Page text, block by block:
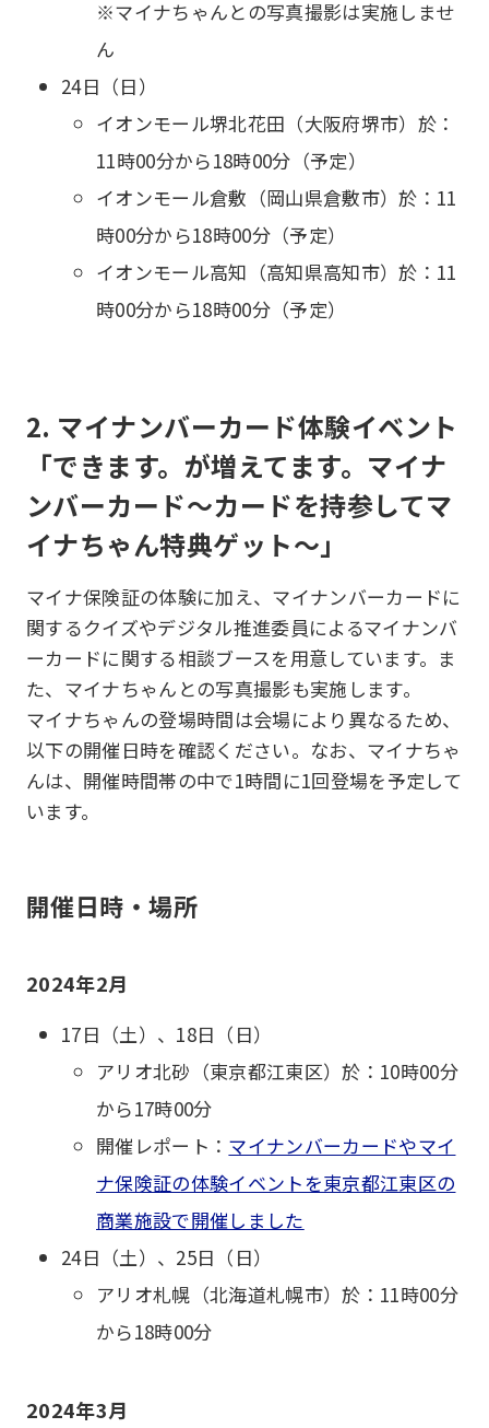
※マイナちゃんとの写真撮影は実施しませ
ん
24日（日）
イオンモール堺北花田（大阪府堺市）於：
11時00分から18時00分（予定）
イオンモール倉敷（岡山県倉敷市）於：11
時00分から18時00分（予定）
イオンモール高知（高知県高知市）於：11
時00分から18時00分（予定）
2. マイナンバーカード体験イベント
「できます。が増えてます。マイナ
ンバーカード～カードを持参してマ
イナちゃん特典ゲット～」
マイナ保険証の体験に加え、マイナンバーカードに
関するクイズやデジタル推進委員によるマイナンバ
ーカードに関する相談ブースを用意しています。ま
た、マイナちゃんとの写真撮影も実施します。
マイナちゃんの登場時間は会場により異なるため、
以下の開催日時を確認ください。なお、マイナちゃ
んは、開催時間帯の中で1時間に1回登場を予定して
います。
開催日時・場所
2024年2月
17日（土）、18日（日）
アリオ北砂（東京都江東区）於：10時00分
から17時00分
開催レポート： マイナンバーカードやマイ
ナ保険証の体験イベントを東京都江東区の
商業施設で開催しました
24日（土）、25日（日）
アリオ札幌（北海道札幌市）於：11時00分
から18時00分
2024年3月